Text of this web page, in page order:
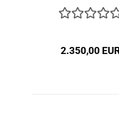
2.350,00